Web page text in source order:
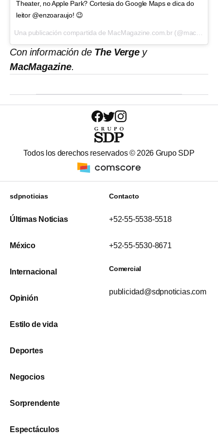
Theater, no Apple Park? Cortesia do Google Maps e dica do
leitor @enzoaraujo! 😉
Una publicación compartida de MacMagazine.com.br (@macmagazine) el
Con información de The Verge y
MacMagazine.
Todos los derechos reservados © 2026 Grupo SDP
sdpnoticias
Últimas Noticias
México
Internacional
Opinión
Estilo de vida
Deportes
Negocios
Sorprendente
Espectáculos
Contacto
+52-55-5538-5518
+52-55-5530-8671
Comercial
publicidad@sdpnoticias.com